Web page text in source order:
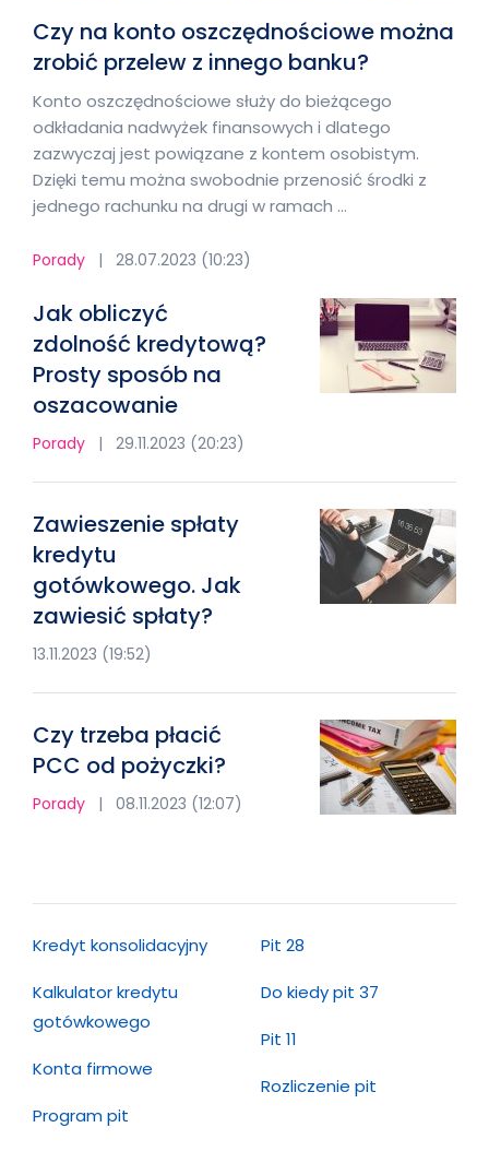
Czy na konto oszczędnościowe można
zrobić przelew z innego banku?
Konto oszczędnościowe służy do bieżącego
odkładania nadwyżek finansowych i dlatego
zazwyczaj jest powiązane z kontem osobistym.
Dzięki temu można swobodnie przenosić środki z
jednego rachunku na drugi w ramach …
Porady | 28.07.2023 (10:23)
Jak obliczyć
zdolność kredytową?
Prosty sposób na
oszacowanie
Porady | 29.11.2023 (20:23)
Zawieszenie spłaty
kredytu
gotówkowego. Jak
zawiesić spłaty?
13.11.2023 (19:52)
Czy trzeba płacić
PCC od pożyczki?
Porady | 08.11.2023 (12:07)
Kredyt konsolidacyjny
Kalkulator kredytu
gotówkowego
Konta firmowe
Program pit
Pit 28
Do kiedy pit 37
Pit 11
Rozliczenie pit